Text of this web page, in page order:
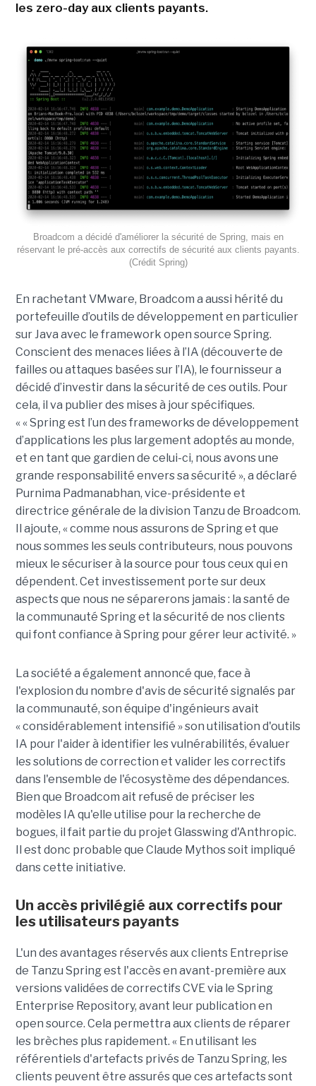
les zero-day aux clients payants.
Broadcom a décidé d'améliorer la sécurité de Spring, mais en
réservant le pré-accès aux correctifs de sécurité aux clients payants.
(Crédit Spring)
En rachetant VMware, Broadcom a aussi hérité du
portefeuille d’outils de développement en particulier
sur Java avec le framework open source Spring.
Conscient des menaces liées à l’IA (découverte de
failles ou attaques basées sur l’IA), le fournisseur a
décidé d’investir dans la sécurité de ces outils. Pour
cela, il va publier des mises à jour spécifiques.
« « Spring est l’un des frameworks de développement
d’applications les plus largement adoptés au monde,
et en tant que gardien de celui-ci, nous avons une
grande responsabilité envers sa sécurité », a déclaré
Purnima Padmanabhan, vice-présidente et
directrice générale de la division Tanzu de Broadcom.
Il ajoute, « comme nous assurons de Spring et que
nous sommes les seuls contributeurs, nous pouvons
mieux le sécuriser à la source pour tous ceux qui en
dépendent. Cet investissement porte sur deux
aspects que nous ne séparerons jamais : la santé de
la communauté Spring et la sécurité de nos clients
qui font confiance à Spring pour gérer leur activité. »
La société a également annoncé que, face à
l'explosion du nombre d'avis de sécurité signalés par
la communauté, son équipe d'ingénieurs avait
« considérablement intensifié » son utilisation d'outils
IA pour l'aider à identifier les vulnérabilités, évaluer
les solutions de correction et valider les correctifs
dans l'ensemble de l'écosystème des dépendances.
Bien que Broadcom ait refusé de préciser les
modèles IA qu'elle utilise pour la recherche de
bogues, il fait partie du projet Glasswing d'Anthropic.
Il est donc probable que Claude Mythos soit impliqué
dans cette initiative.
Un accès privilégié aux correctifs pour
les utilisateurs payants
L'un des avantages réservés aux clients Entreprise
de Tanzu Spring est l'accès en avant-première aux
versions validées de correctifs CVE via le Spring
Enterprise Repository, avant leur publication en
open source. Cela permettra aux clients de réparer
les brèches plus rapidement. « En utilisant les
référentiels d'artefacts privés de Tanzu Spring, les
clients peuvent être assurés que ces artefacts sont